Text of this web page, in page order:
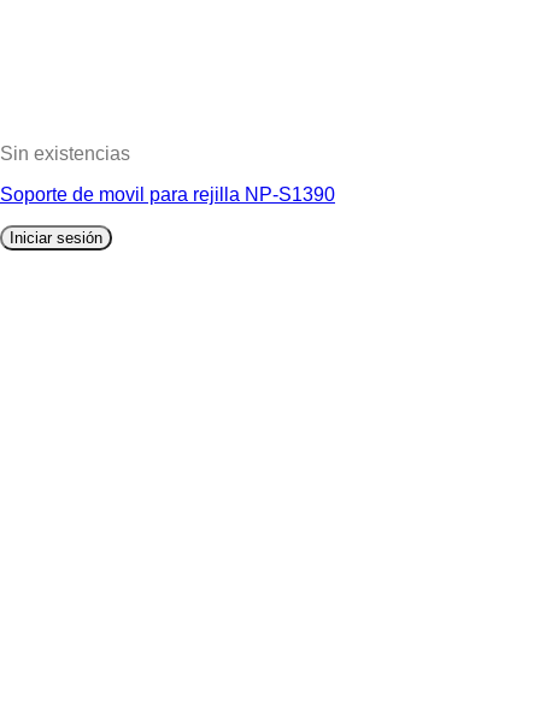
Sin existencias
Soporte de movil para rejilla NP-S1390
Iniciar sesión